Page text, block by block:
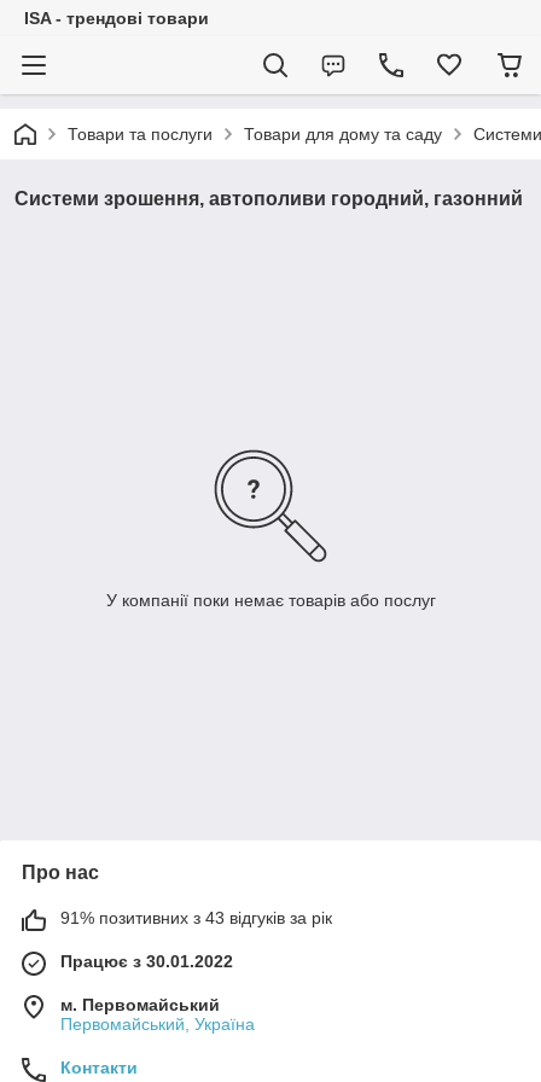
ISA - трендові товари
Товари та послуги Товари для дому та саду
Системи зрошення, автополиви городний, газонний
У компанії поки немає товарів або послуг
Про нас
91% позитивних з 43 відгуків за рік
Працює з 30.01.2022
м. Первомайський
Первомайський, Україна
Контакти